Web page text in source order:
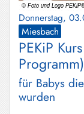
Donnerstag,
Miesbach
PEKiP
Programm)
für Babys
wurden